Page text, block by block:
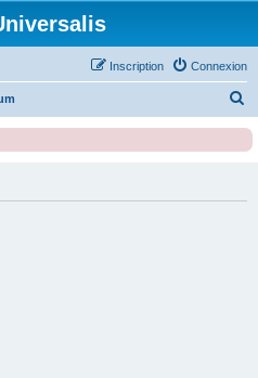
Connexion
Inscription
c
e